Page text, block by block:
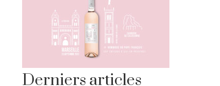
Derniers articles